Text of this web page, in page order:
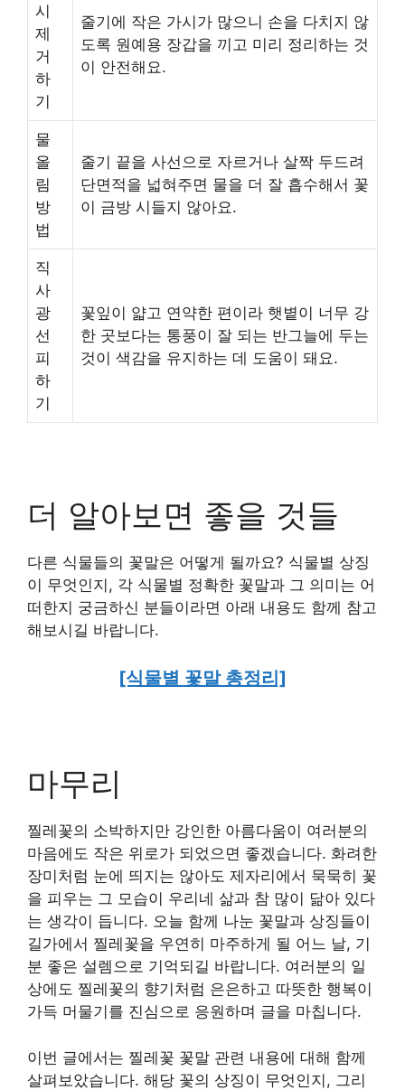
시
제
거
하
기
줄기에 작은 가시가 많으니 손을 다치지 않
도록 원예용 장갑을 끼고 미리 정리하는 것
이 안전해요.
물
올
림
방
법
줄기 끝을 사선으로 자르거나 살짝 두드려
단면적을 넓혀주면 물을 더 잘 흡수해서 꽃
이 금방 시들지 않아요.
직
사
광
선
피
하
기
꽃잎이 얇고 연약한 편이라 햇볕이 너무 강
한 곳보다는 통풍이 잘 되는 반그늘에 두는
것이 색감을 유지하는 데 도움이 돼요.
더 알아보면 좋을 것들
다른 식물들의 꽃말은 어떻게 될까요? 식물별 상징
이 무엇인지, 각 식물별 정확한 꽃말과 그 의미는 어
떠한지 궁금하신 분들이라면 아래 내용도 함께 참고
해보시길 바랍니다.
[식물별 꽃말 총정리]
마무리
찔레꽃의 소박하지만 강인한 아름다움이 여러분의
마음에도 작은 위로가 되었으면 좋겠습니다. 화려한
장미처럼 눈에 띄지는 않아도 제자리에서 묵묵히 꽃
을 피우는 그 모습이 우리네 삶과 참 많이 닮아 있다
는 생각이 듭니다. 오늘 함께 나눈 꽃말과 상징들이
길가에서 찔레꽃을 우연히 마주하게 될 어느 날, 기
분 좋은 설렘으로 기억되길 바랍니다. 여러분의 일
상에도 찔레꽃의 향기처럼 은은하고 따뜻한 행복이
가득 머물기를 진심으로 응원하며 글을 마칩니다.
이번 글에서는 찔레꽃 꽃말 관련 내용에 대해 함께
살펴보았습니다. 해당 꽃의 상징이 무엇인지, 그리